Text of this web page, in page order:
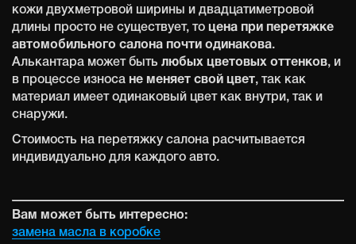
кожи двухметровой ширины и двадцатиметровой
длины просто не существует, то цена при перетяжке
автомобильного салона почти одинакова.
Алькантара может быть любых цветовых оттенков, и
в процессе износа не меняет свой цвет, так как
материал имеет одинаковый цвет как внутри, так и
снаружи.
Стоимость на перетяжку салона расчитывается
индивидуально для каждого авто.
Вам может быть интересно:
замена масла в коробке